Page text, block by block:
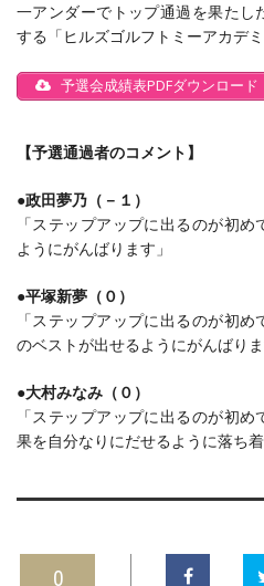
一アンダーでトップ通過を果た
する「ヒルズゴルフトミーアカデミ
予選会成績表PDFダウンロード
【予選通過者のコメント】
●政田夢乃（－１）
「ステップアップに出るのが初
ようにがんばります」
●平塚新夢（０）
「ステップアップに出るのが初
のベストが出せるようにがんばりま
●大村みなみ（０）
「ステップアップに出るのが初
果を自分なりにだせるように落ち
0